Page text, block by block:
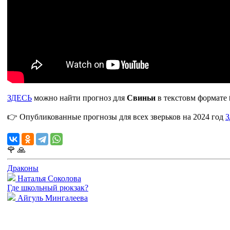
ЗДЕСЬ можно найти прогноз для Свиньи в текстовм формате
👉 Опубликованные прогнозы для всех зверьков на 2024 год
🌹 🙏
Драконы
Наталья Соколова
Где школьный рюкзак?
Айгуль Мингалеева